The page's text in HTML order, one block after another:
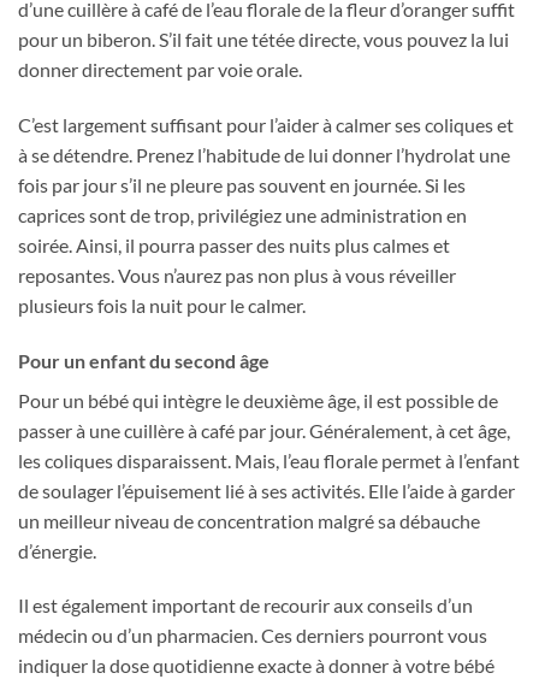
d’une cuillère à café de l’eau florale de la fleur d’oranger suffit
pour un biberon. S’il fait une tétée directe, vous pouvez la lui
donner directement par voie orale.
C’est largement suffisant pour l’aider à calmer ses coliques et
à se détendre. Prenez l’habitude de lui donner l’hydrolat une
fois par jour s’il ne pleure pas souvent en journée. Si les
caprices sont de trop, privilégiez une administration en
soirée. Ainsi, il pourra passer des nuits plus calmes et
reposantes. Vous n’aurez pas non plus à vous réveiller
plusieurs fois la nuit pour le calmer.
Pour un enfant du second âge
Pour un bébé qui intègre le deuxième âge, il est possible de
passer à une cuillère à café par jour. Généralement, à cet âge,
les coliques disparaissent. Mais, l’eau florale permet à l’enfant
de soulager l’épuisement lié à ses activités. Elle l’aide à garder
un meilleur niveau de concentration malgré sa débauche
d’énergie.
Il est également important de recourir aux conseils d’un
médecin ou d’un pharmacien. Ces derniers pourront vous
indiquer la dose quotidienne exacte à donner à votre bébé